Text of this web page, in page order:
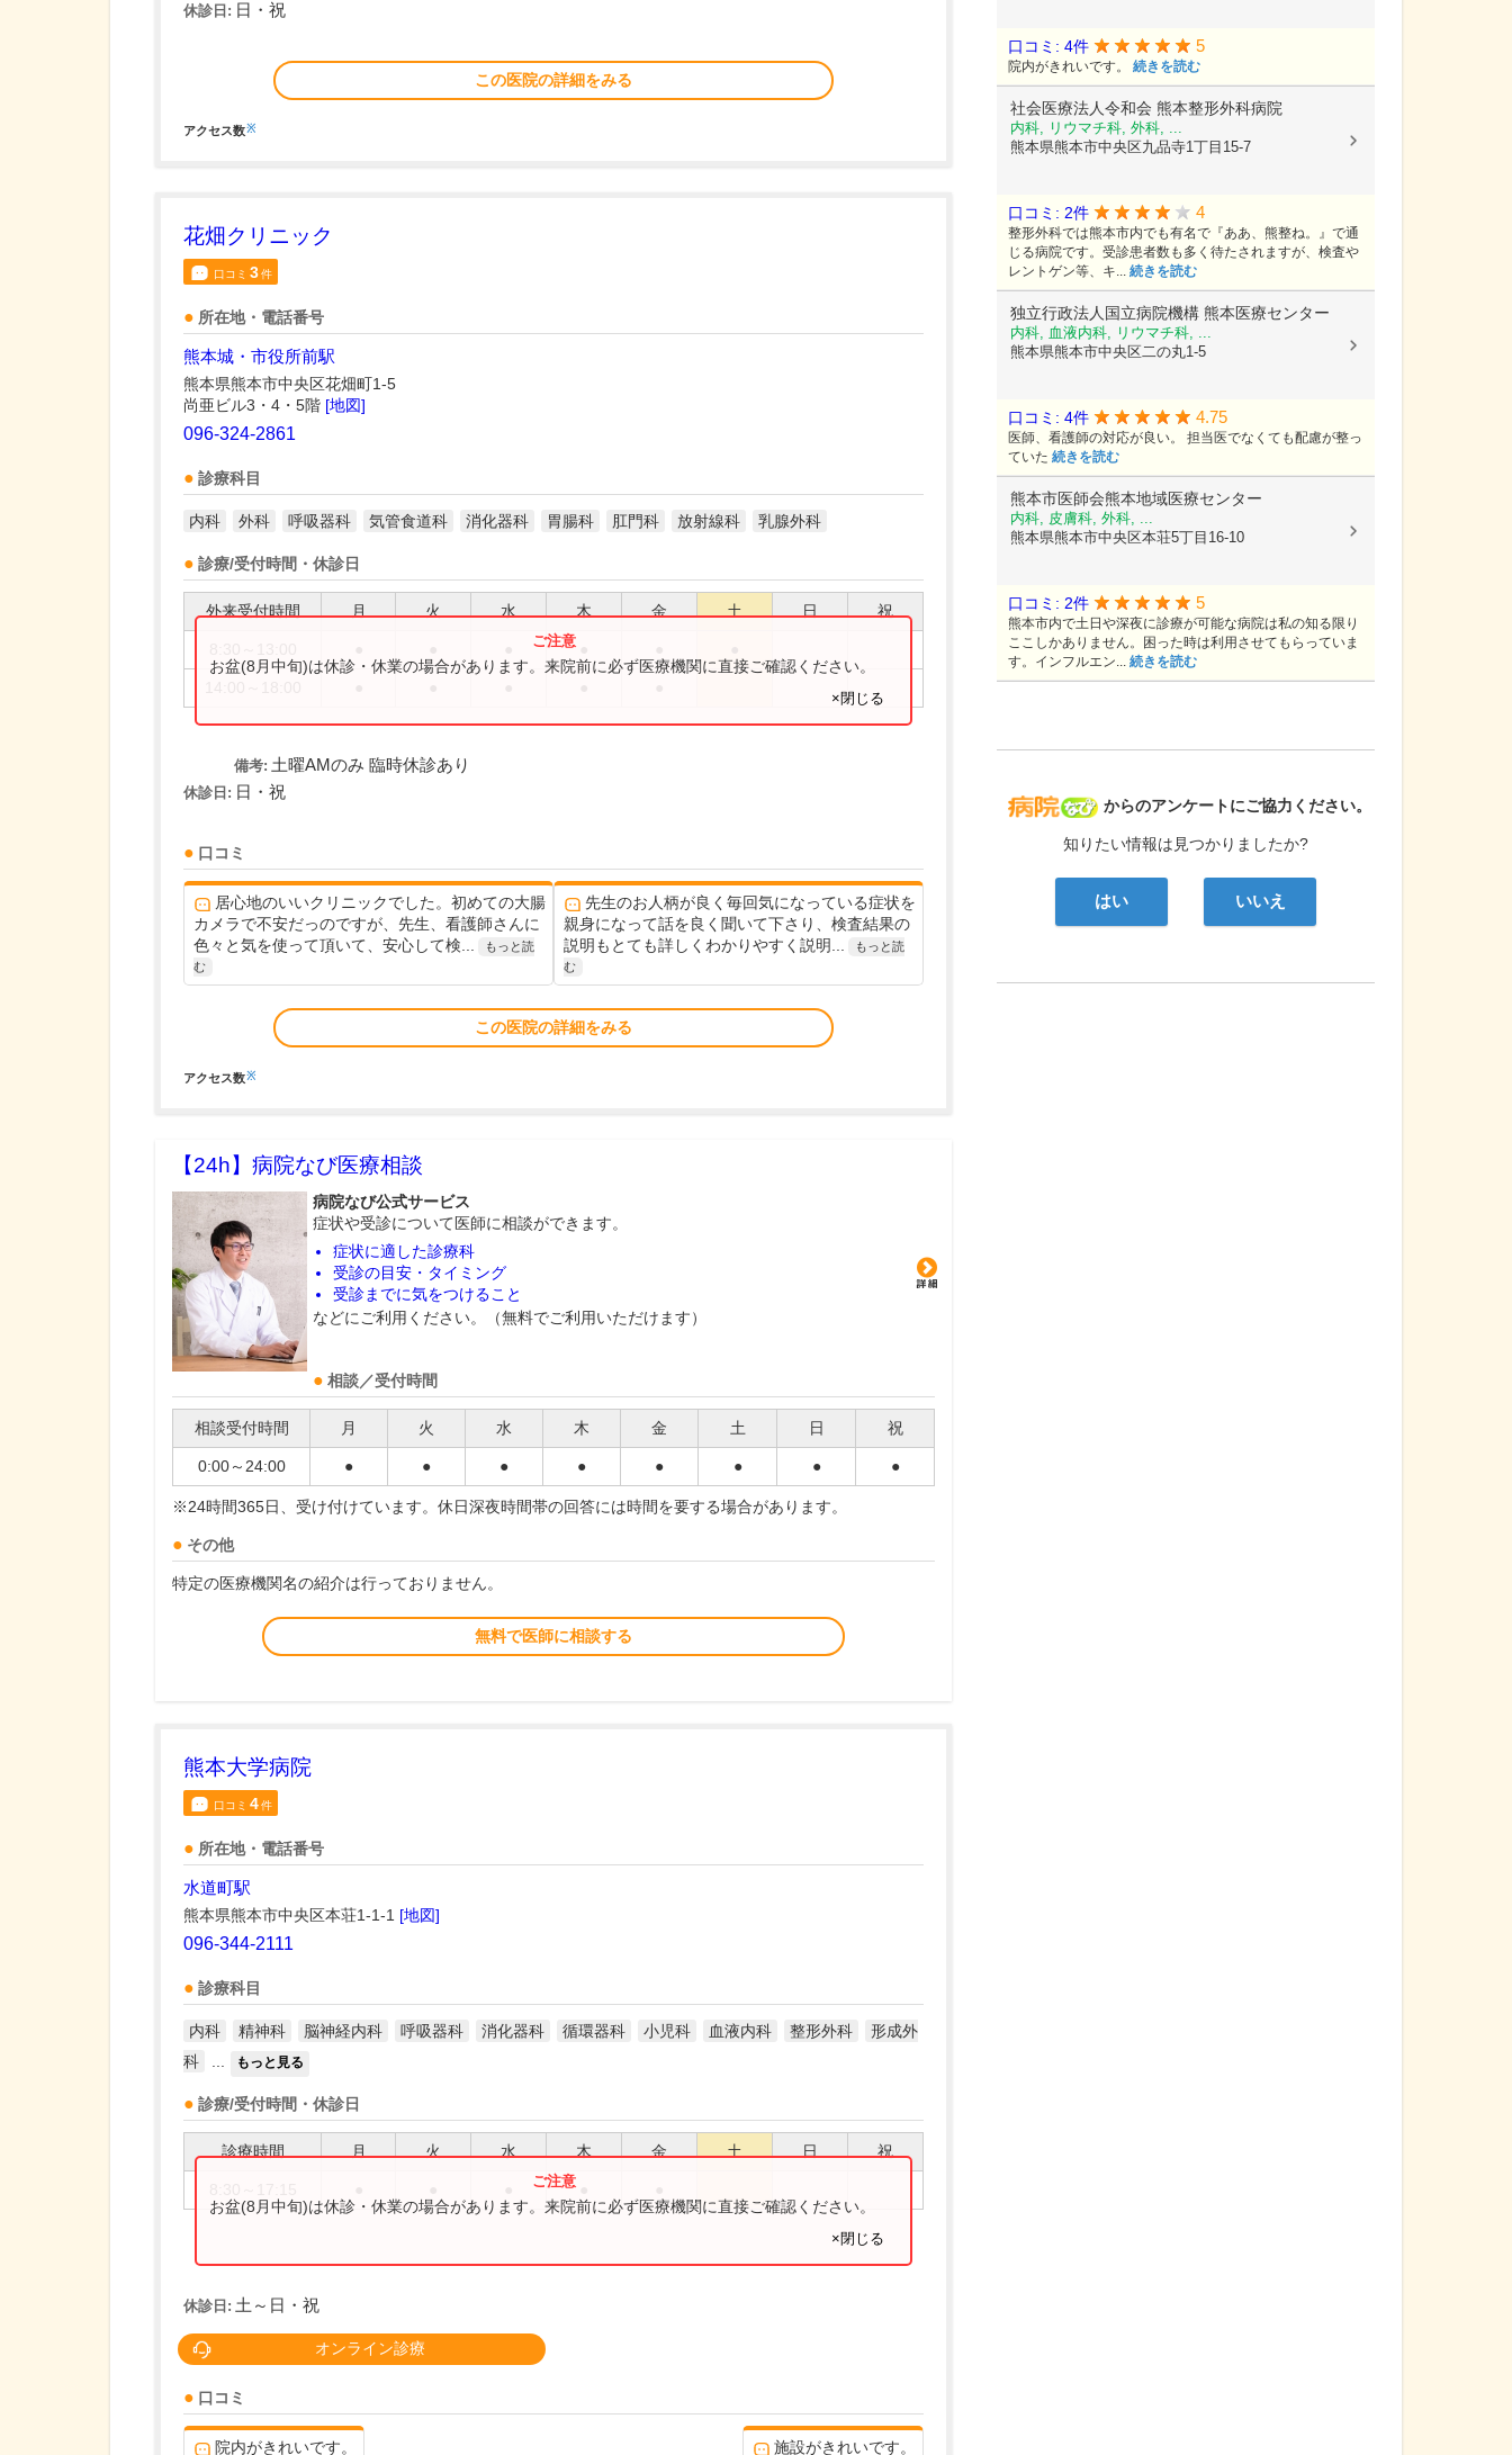
休診日: 日・祝
この医院の詳細をみる
アクセス数※
花畑クリニック
口コミ 3件
所在地・電話番号
熊本城・市役所前駅
熊本県熊本市中央区花畑町1-5
尚亜ビル3・4・5階 [地図]
096-324-2861
診療科目
内科 外科 呼吸器科 気管食道科 消化器科 胃腸科 肛門科 放射線科 乳腺外科
診療/受付時間・休診日
外来受付時間 月 火 水 木 金 土 日 祝
お盆(8月中旬)は休診・休業の場合があります。来院前に必ず医療機関に直接ご確認ください。
×閉じる
備考: 土曜AMのみ 臨時休診あり
休診日: 日・祝
口コミ
居心地のいいクリニックでした。初めての大腸
カメラで不安だっのですが、先生、看護師さんに
色々と気を使って頂いて、安心して検...
もっと読
む
先生のお人柄が良く毎回気になっている症状を
親身になって話を良く聞いて下さり、検査結果の
説明もとても詳しくわかりやすく説明...
もっと読
む
この医院の詳細をみる
アクセス数※
【24h】 病院なび医療相談
病院なび公式サービス
症状や受診について医師に相談ができます。
症状に適した診療科
受診の目安・タイミング
受診までに気をつけること
などにご利用ください。（無料でご利用いただけます）
相談／受付時間
相談受付時間 月 火 水 木 金 土 日 祝
0:00～24:00 ● ● ● ● ● ● ● ●
※24時間365日、受け付けています。休日深夜時間帯の回答には時間を要する場合があります。
その他
特定の医療機関名の紹介は行っておりません。
無料で医師に相談する
熊本大学病院
口コミ 4件
所在地・電話番号
水道町駅
熊本県熊本市中央区本荘1-1-1 [地図]
096-344-2111
診療科目
内科 精神科 脳神経内科 呼吸器科 消化器科 循環器科 小児科 血液内科 整形外科
形成外
科
もっと見る
診療/受付時間・休診日
診療時間 月 火 水 木 金 土 日 祝
お盆(8月中旬)は休診・休業の場合があります。来院前に必ず医療機関に直接ご確認ください。
×閉じる
休診日: 土～日・祝
オンライン診療
口コミ
院内がきれいです。 施設がきれいです。
病院なび
からのアンケートにご協力ください。
知りたい情報は見つかりましたか?
はい いいえ
口コミ: 4件 5
院内がきれいです。 続きを読む
社会医療法人令和会 熊本整形外科病院
内科, リウマチ科, 外科, ...
熊本県熊本市中央区九品寺1丁目15-7
口コミ: 2件 4
整形外科では熊本市内でも有名で『ああ、熊整ね。』で通
じる病院です。受診患者数も多く待たされますが、検査や
レントゲン等、キ... 続きを読む
独立行政法人国立病院機構 熊本医療センター
内科, 血液内科, リウマチ科, ...
熊本県熊本市中央区二の丸1-5
口コミ: 4件 4.75
医師、看護師の対応が良い。 担当医でなくても配慮が整っ
ていた 続きを読む
熊本市医師会熊本地域医療センター
内科, 皮膚科, 外科, ...
熊本県熊本市中央区本荘5丁目16-10
口コミ: 2件 5
熊本市内で土日や深夜に診療が可能な病院は私の知る限り
ここしかありません。困った時は利用させてもらっていま
す。インフルエン... 続きを読む